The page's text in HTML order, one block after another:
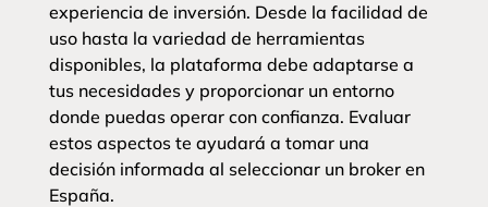
experiencia de inversión. Desde la facilidad de
uso hasta la variedad de herramientas
disponibles, la plataforma debe adaptarse a
tus necesidades y proporcionar un entorno
donde puedas operar con confianza. Evaluar
estos aspectos te ayudará a tomar una
decisión informada al seleccionar un broker en
España.